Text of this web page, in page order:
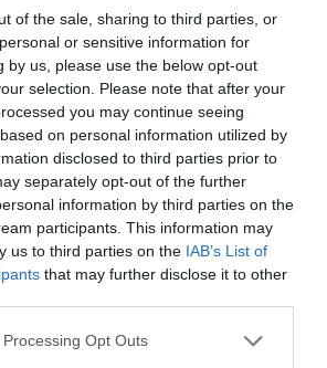
of the sale, sharing to third parties, or
or sensitive information for
by us, please use the below opt-out
selection. Please note that after your
you may continue seeing
on personal information utilized by
disclosed to third parties prior to
separately opt-out of the further
information by third parties on the
participants. This information may
us to third parties on the IAB’s List of
that may further disclose it to other
Opt Outs
την άλλη πλευρά, το πρόγραμμα «it’s
you get caught)», εξερευνά
τάση να αφηνόμαστε
και πλεκτάνες που μας κάνουν,
την ζωή ευκολότερη. Τι
σκεφτόμαστε τις επικείμενες
καταλήγουν να εμφανιστούν
αλλάξουν τα πάντα;
ειδών, αισθητικής και τεχνικών,
πρόγραμμα του Φεστιβαλ
κι εμείς προσκαλούμε το
ανά τον κόσμο και να γίνει